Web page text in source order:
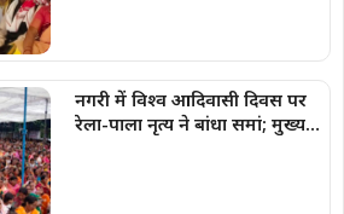
नगरी में विश्व आदिवासी दिवस पर
रेला-पाला नृत्य ने बांधा समां; मुख्य